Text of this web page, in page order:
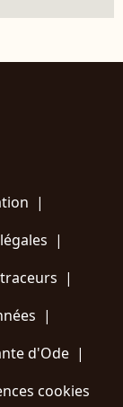
|
|
|
|
d'Ode |
cookies